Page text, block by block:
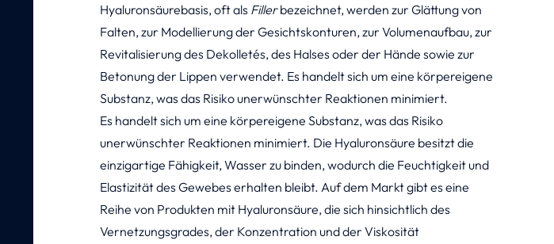
Hyaluronsäurebasis, oft als Fillerbezeichnet, werden zur Glättung von
Falten, zur Modellierung der Gesichtskonturen, zur Volumenaufbau, zur
Revitalisierung des Dekolletés, des Halses oder der Hände sowie zur
Betonung der Lippen verwendet. Es handelt sich um eine körpereigene
Substanz, was das Risiko unerwünschter Reaktionen minimiert.
Es handelt sich um eine körpereigene Substanz, was das Risiko
unerwünschter Reaktionen minimiert. Die Hyaluronsäure besitzt die
einzigartige Fähigkeit, Wasser zu binden, wodurch die Feuchtigkeit und
Elastizität des Gewebes erhalten bleibt. Auf dem Markt gibt es eine
Reihe von Produkten mit Hyaluronsäure, die sich hinsichtlich des
Vernetzungsgrades, der Konzentration und der Viskosität